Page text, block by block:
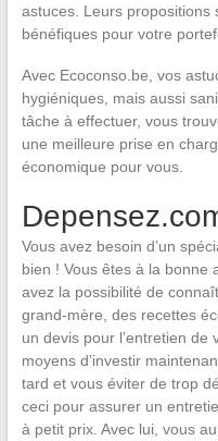
astuces. Leurs propositions
bénéfiques pour votre
Avec Ecoconso.be, vos
hygiéniques, mais aussi
tâche à effectuer, vous
une meilleure prise en
économique pour vous.
Vous avez besoin d’un
bien ! Vous êtes à la bonne
avez la possibilité de
grand-mère, des recettes
un devis pour l’entretien
moyens d’investir
tard et vous éviter de trop
ceci pour assurer un
à petit prix. Avec lui, vous